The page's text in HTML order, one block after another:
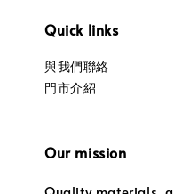
Quick links
與我們聯絡
門市介紹
Our mission